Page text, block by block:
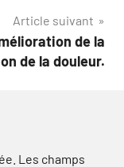
Article suivant
de la
de la douleur.
Les champs